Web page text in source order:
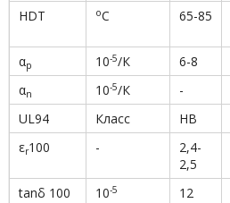
HDT
оС 65-85
αp 10-5/К 6-8
αn 10-5/К -
UL94
Класс НВ
εr100 -
2,4-
2,5
tanδ 100
10-5 12